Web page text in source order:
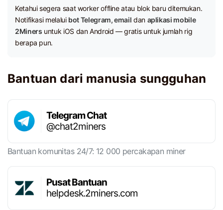
Ketahui segera saat worker offline atau blok baru ditemukan.
Notifikasi melalui bot Telegram, email dan aplikasi mobile
2Miners untuk iOS dan Android — gratis untuk jumlah rig
berapa pun.
Bantuan dari manusia sungguhan
Telegram Chat
@chat2miners
Bantuan komunitas 24/7: 12 000 percakapan miner
Pusat Bantuan
helpdesk.2miners.com